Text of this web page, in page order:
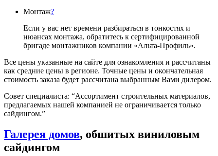
Монтаж?
Если у вас нет времени разбираться в тонкостях и
нюансах монтажа, обратитесь к сертифицированной
бригаде монтажников компании «Альта-Профиль».
Все цены указанные на сайте для ознакомления и рассчитаны
как средние цены в регионе. Точные цены и окончательная
стоимость заказа будет рассчитана выбранным Вами дилером.
Совет специалиста: “Ассортимент строительных материалов,
предлагаемых нашей компанией не ограничивается только
сайдингом.”
Галерея домов, обшитых виниловым
сайдингом